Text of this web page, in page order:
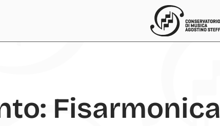
Fisarmonica